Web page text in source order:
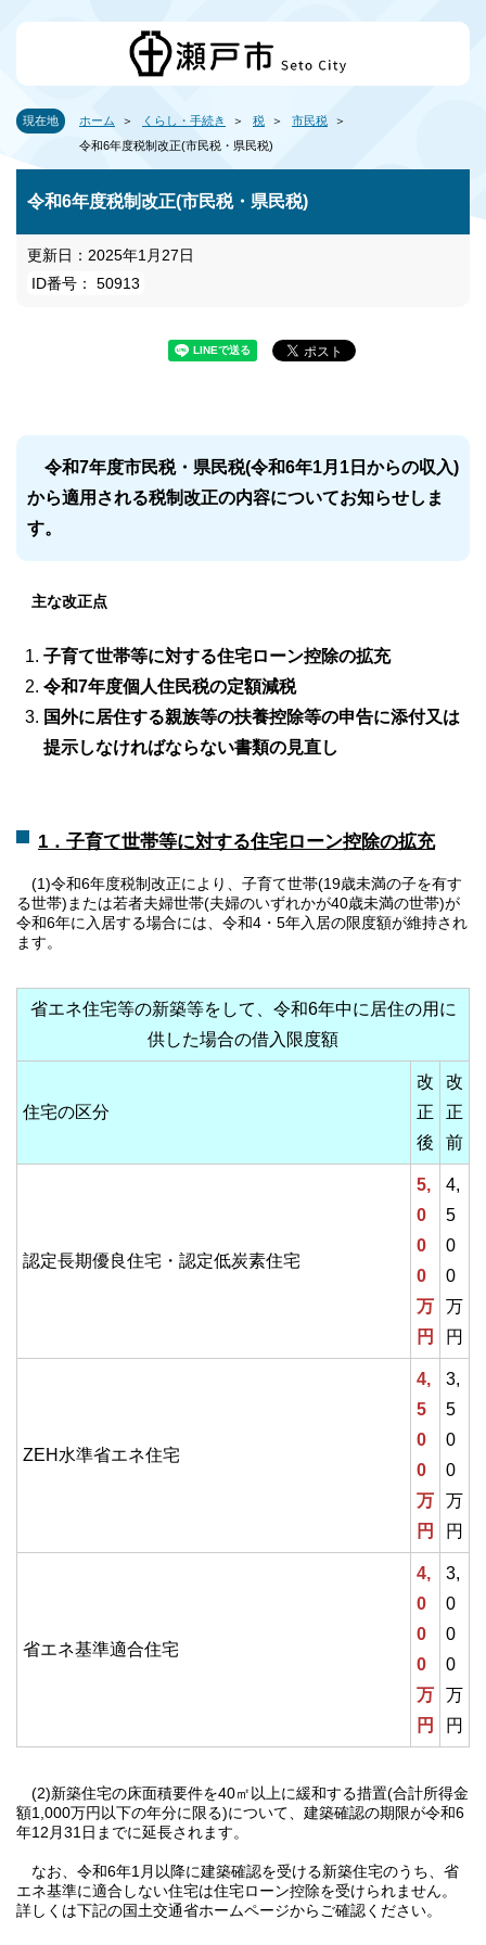
現在地 ホーム くらし・手続き 税
市民税
令和6年度税制改正(市民税・県民税)
令和6年度税制改正(市民税・県民税)
更新日：2025年1月27日
ID番号： 50913
令和7年度市民税・県民税(令和6年1月1日からの収入)
から適用される税制改正の内容についてお知らせしま
す。
主な改正点
子育て世帯等に対する住宅ローン控除の拡充
令和7年度個人住民税の定額減税
国外に居住する親族等の扶養控除等の申告に添付又は
提示しなければならない書類の見直し
1．子育て世帯等に対する住宅ローン控除の拡充
(1)令和6年度税制改正により、子育て世帯(19歳未満の子を有す
る世帯)または若者夫婦世帯(夫婦のいずれかが40歳未満の世帯)が
令和6年に入居する場合には、令和4・5年入居の限度額が維持され
ます。
省エネ住宅等の新築等をして、令和6年中に居住の用に
供した場合の借入限度額
住宅の区分
改
正
後
改
正
前
認定長期優良住宅・認定低炭素住宅
5,
0
0
0
万
円
4,
5
0
0
万
円
ZEH水準省エネ住宅
4,
5
0
0
万
円
3,
5
0
0
万
円
省エネ基準適合住宅
4,
0
0
0
万
円
3,
0
0
0
万
円
(2)新築住宅の床面積要件を40㎡以上に緩和する措置(合計所得金
額1,000万円以下の年分に限る)について、建築確認の期限が令和6
年12月31日までに延長されます。
なお、令和6年1月以降に建築確認を受ける新築住宅のうち、省
エネ基準に適合しない住宅は住宅ローン控除を受けられません。
詳しくは下記の国土交通省ホームページからご確認ください。